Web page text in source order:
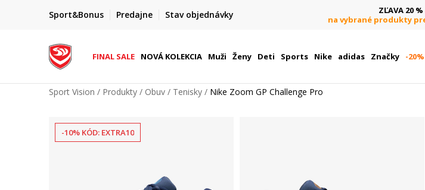
Sport&Bonus Predajne Stav objednávky
FINAL SALE AŽ -60 %
+ extra zľava 10 % len do 9. 8.
ZĽAVA 20 %
na vybrané produkty
FINAL SALE NOVÁ KOLEKCIA Muži Ženy Deti Sports Nike adidas Značky -20%
Sport Vision Produkty Obuv Tenisky Nike Zoom GP Challenge Pro
-10% KÓD: EXTRA10